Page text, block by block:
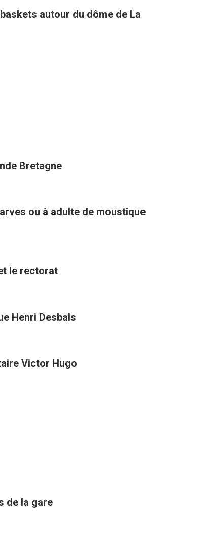
autour du dôme de La
Bretagne
ou à adulte de moustique
le rectorat
Henri Desbals
Victor Hugo
de la gare